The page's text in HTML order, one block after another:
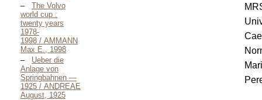
The Volvo
world cup :
twenty years
1978-
1998 / AMMANN
Max E., 1998
Ueber die
Anlage von
Springbahnen —
1925 / ANDREAE
August, 1925